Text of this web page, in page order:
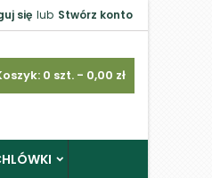
się lub Stwórz konto
0 szt. - 0,00 zł